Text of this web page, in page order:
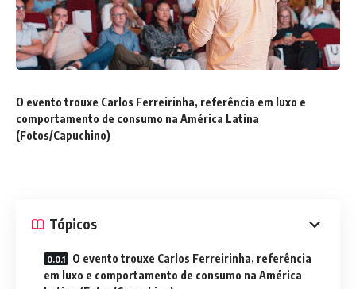
O evento trouxe Carlos Ferreirinha, referência em luxo e
comportamento de consumo na América Latina
(Fotos/Capuchino)
Tópicos
O evento trouxe Carlos Ferreirinha, referência
em luxo e comportamento de consumo na América